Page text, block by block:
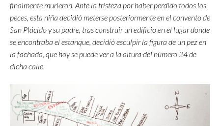
finalmente murieron. Ante la tristeza por haber perdido todos los
peces, esta niña decidió meterse posteriormente en el convento de
San Plácido y su padre, tras construir un edificio en el lugar donde
se encontraba el estanque, decidió esculpir la figura de un pez en
la fachada, que hoy se puede ver a la altura del número 24 de
dicha calle.